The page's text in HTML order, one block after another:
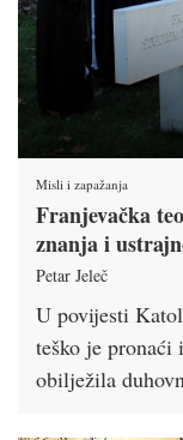
Misli i zapažanja
Franjevačka
znanja i
Petar Jeleč
U povijesti
teško je
obilježila